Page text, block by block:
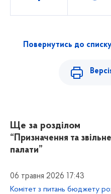
Повернутись до
Ще за розділом
“Призначення та
палати”
06 травня 2026 17:43
Комітет з питань бюджету